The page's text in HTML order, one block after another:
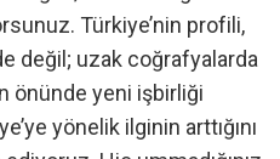
Türkiye’nin profili,
değil; uzak coğrafyalarda
önünde yeni işbirliği
yönelik ilginin arttığını